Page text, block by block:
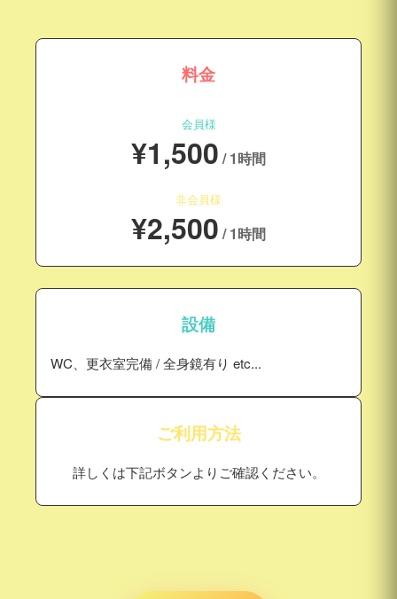
料金
会員様
¥1,500 / 1時間
非会員様
¥2,500 / 1時間
設備
WC、更衣室完備 / 全身鏡有り etc...
ご利用方法
詳しくは下記ボタンよりご確認ください。